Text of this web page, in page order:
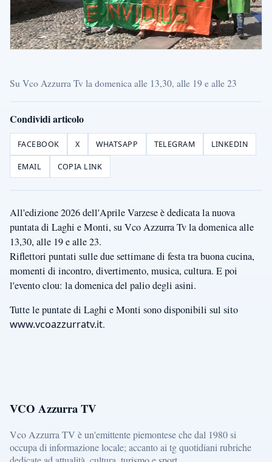
Su Vco Azzurra Tv la domenica alle 13,30, alle 19 e alle 23
Condividi articolo
FACEBOOK X WHATSAPP TELEGRAM LINKEDIN
EMAIL COPIA LINK
All'edizione 2026 dell'Aprile Varzese è dedicata la nuova
puntata di Laghi e Monti, su Vco Azzurra Tv la domenica alle
13,30, alle 19 e alle 23.
Riflettori puntati sulle due settimane di festa tra buona cucina,
momenti di incontro, divertimento, musica, cultura. E poi
l'evento clou: la domenica del palio degli asini.
Tutte le puntate di Laghi e Monti sono disponibili sul sito
www.vcoazzurratv.it.
VCO Azzurra TV
Vco Azzurra TV è un'emittente piemontese che dal 1980 si
occupa di informazione locale; accanto ai tg quotidiani rubriche